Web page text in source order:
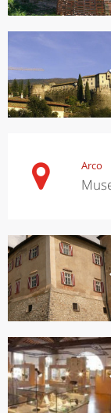
Arco